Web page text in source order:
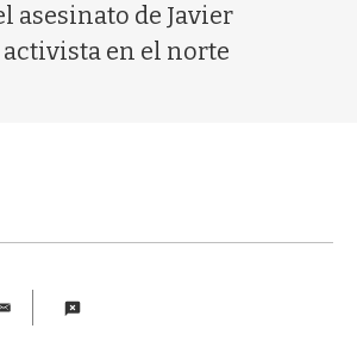
asesinato de Javier
activista en el norte
E